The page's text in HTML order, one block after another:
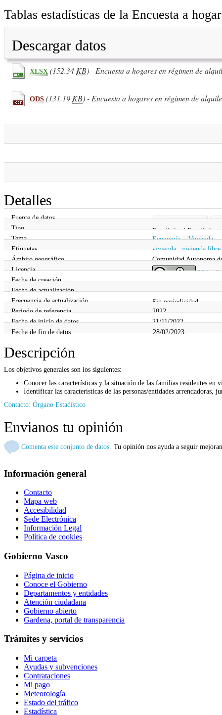
Tablas estadísticas de la Encuesta a
Descargar datos
XLSX (152.34KB) - Encuesta a hogares en régimen de
ODS (131.19 KB) - Encuesta a hogares en régimen de
XLSX (155.89KB) - Encuesta a hogares en régimen de
Detalles
Fuente de datos Gobierno Vasco
Tipo
Estadística | Estadística
Tema
Economía ,Vivienda
Etiquetas
vivienda ,vivienda libre
Ámbito geográfico
Comunidad Autonoma
Licencia
CC-by
Fecha de creación
Fecha de actualización
28/12/2023
Frecuencia de actualización
Sin periodicidad
Periodo de referencia
2022
Fecha de inicio de datos
21/11/2022
Fecha de fin de datos
28/02/2023
Descripción
Los objetivos generales son los siguientes:
Conocer las características y la situación de las familias residentes en
Identificar las características de las personas/entidades arrendadoras,
Contacto: Órgano Estadístico
Envianos tu opinión
Comenta este conjunto de datos. Tu opinión nos ayuda a seguir
Información general
Contacto
Mapa web
Accesibilidad
Sede Electrónica
Información Legal
Política de cookies
Gobierno Vasco
Página de inicio
Conoce el Gobierno
Departamentos y entidades
Atención ciudadana
Gobierno abierto
Gardena, portal de transparencia
Trámites y servicios
Mi carpeta
Ayudas y subvenciones
Contrataciones
Mi pago
Meteorología
Estado del tráfico
Estadística